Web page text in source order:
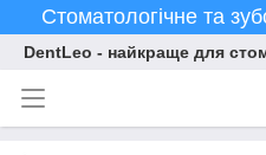
Стоматологічне та
DentLeo - найкраще для